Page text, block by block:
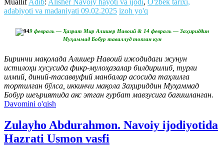
MuallifAdib: Alisher Navoiy hayoti va ijodi, O'zbek tarixi,
adabiyoti va madaniyati 09.02.2025 izoh yo'q
9 февраль — Ҳазрат Мир Алишер Навоий & 14 февраль — Заҳириддин
Муҳаммад Бобур таваллуд топган кун
Биринчи мақолада Алишер Навоий ижодидаги жунун
истилоҳи хусусида фикр-мулоҳазалар билдирилиб, турли
илмий, диний-тасаввуфий манбалар асосида таҳлилга
тортилган бўлса, иккинчи мақола Заҳириддин Муҳаммад
Бобур шеъриятида акс этган ғурбат мавзусига бағишланган.
Davomini o'qish
Zulayho Abdurahmon. Navoiy ijodiyotida
Hazrati Usmon vasfi